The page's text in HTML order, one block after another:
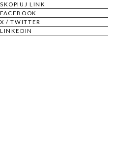
SKOPIUJ LINK
FACEBOOK
X / TWITTER
LINKEDIN